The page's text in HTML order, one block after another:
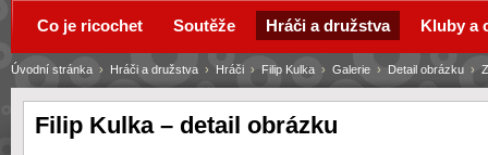
Filip Kulka – detail obrázku
Úvodní stránka › Hráči a družstva › Hráči › Filip Kulka › Galerie › Detail obrázku ›
Co je ricochet Soutěže Hráči a družstva Kluby a